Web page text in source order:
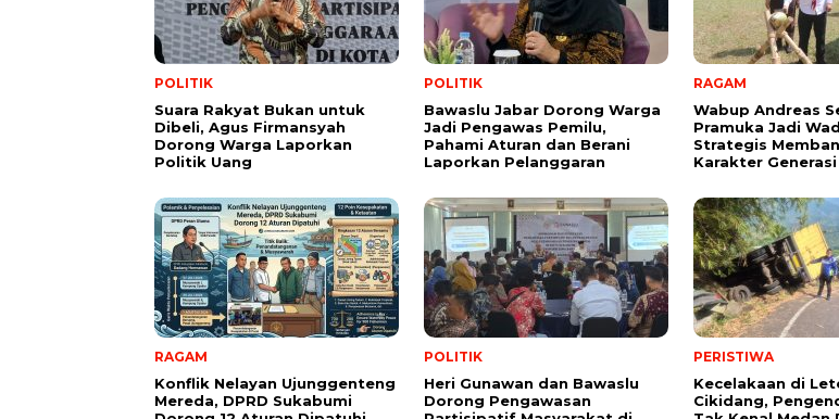
POLITIK
Suara Rakyat Bukan untuk
Dibeli, Agus Firmansyah
Dorong Warga Laporkan
Politik Uang
POLITIK
Bawaslu Jabar Dorong Warga
Jadi Pengawas Pemilu,
Pahami Aturan dan Berani
Laporkan Pelanggaran
RAGAM
Wabup Andreas
Pramuka Jadi
Strategis
Karakter Generasi ‎
RAGAM
Konflik Nelayan Ujunggenteng
Mereda, DPRD Sukabumi
POLITIK
Heri Gunawan dan Bawaslu
Dorong Pengawasan
PERISTIWA
Kecelakaan di
Cikidang,